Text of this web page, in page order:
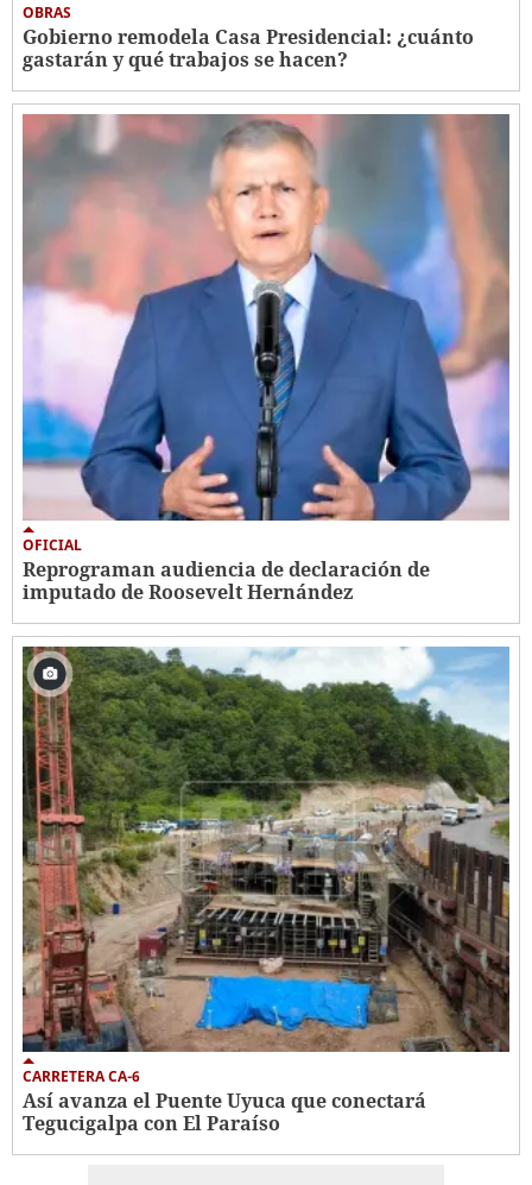
OBRAS
Gobierno remodela Casa Presidencial: ¿cuánto
gastarán y qué trabajos se hacen?
OFICIAL
Reprograman audiencia de declaración de
imputado de Roosevelt Hernández
CARRETERA CA-6
Así avanza el Puente Uyuca que conectará
Tegucigalpa con El Paraíso